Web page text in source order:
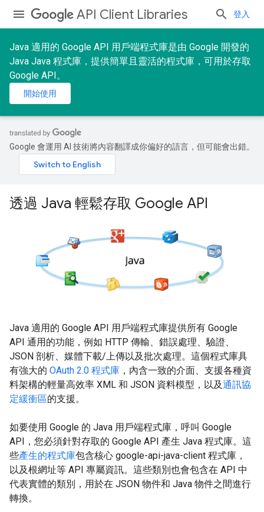
API Client Libraries 登入
Java 適用的 Google API 用戶端程式庫是由 Google 開發的
Java Java 程式庫，提供簡單且靈活的程式庫，可用於存取
Google API。
開始使用
Google 會運用 AI 技術將內容翻譯成你偏好的語言，但可能會出錯。
透過 Java 輕鬆存取 Google API
Java 適用的 Google API 用戶端程式庫提供所有 Google
API 通用的功能，例如 HTTP 傳輸、錯誤處理、驗證、
JSON 剖析、媒體下載/上傳以及批次處理。這個程式庫具
有強大的 OAuth 2.0 程式庫 ，內含一致的介面、支援各種資
料架構的輕量高效率 XML 和 JSON 資料模型，以及通訊協
定緩衝區的支援。
如要使用 Google 的 Java 用戶端程式庫，呼叫 Google
API，您必須針對存取的 Google API 產生 Java 程式庫。這
些產生的程式庫包含核心 google-api-java-client 程式庫，
以及根網址等 API 專屬資訊。這些類別也會包含在 API 中
代表實體的類別，用於在 JSON 物件和 Java 物件之間進行
轉換。